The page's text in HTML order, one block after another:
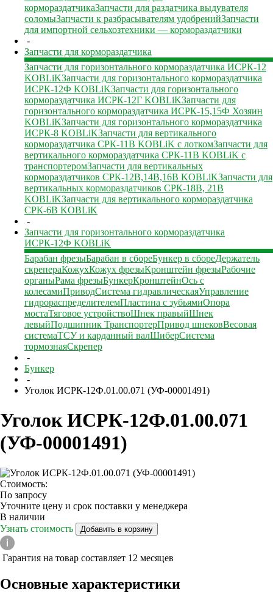
кормораздатчикаЗапчасти для раздатчика выдувателя
соломыЗапчасти к разбрасывателям удобренийЗапчасти
для импортной сельхозтехники — кормораздатчики
-
Запчасти для кормораздатчика
Запчасти для горизонтального кормораздатчика ИСРК-12
KOBLiKЗапчасти для горизонтального кормораздатчика
ИСРК-12Ф KOBLiKЗапчасти для горизонтального
кормораздатчика ИСРК-12Г KOBLiKЗапчасти для
горизонтального кормораздатчика ИСРК-15,15Ф Хозяин
KOBLiKЗапчасти для горизонтального кормораздатчика
ИСРК-8 KOBLiKЗапчасти для вертикального
кормораздатчика СРК-11В KOBLiK с лоткомЗапчасти для
вертикального кормораздатчика СРК-11В KOBLiK с
транспортеромЗапчасти для вертикальных
кормораздатчиков СРК-12В,14В,16В KOBLiKЗапчасти для
вертикальных кормораздатчиков СРК-18В, 21В
KOBLiKЗапчасти для вертикального кормораздатчика
СРК-6В KOBLiK
-
Запчасти для горизонтального кормораздатчика
ИСРК-12Ф KOBLiK
Барабан фрезыБарабан в сбореБункер в сбореДержатель
скрепераКожухКожух фрезыКронштейн фрезыРабочие
органыРама фрезыБункерКронштейнОсь с
колесамиПриводСистема гидравлическаяУправление
гидрораспределителемПластина с зубьямиОпора
мостаТяговое устройствоШнек правыйШнек
левыйПодшипник ТранспортерПривод шнековВесовая
системаТСУ и карданный валШиберСистема
тормознаяСкрепер
-
Бункер
-
Уголок ИСРК-12Ф.01.00.071 (УФ-00001491)
Уголок ИСРК-12Ф.01.00.071
(УФ-00001491)
Стоимость:
По запросу
Уточните цену и срок поставки у менеджера
В наличии
Узнать стоимость
Добавить в корзину
Гарантия на товар составляет 12 месяцев
Основные характеристики